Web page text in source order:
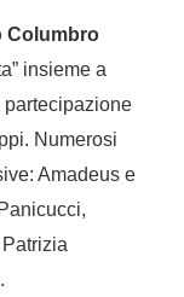
Columbro
insieme a
Numerosi
Amadeus e